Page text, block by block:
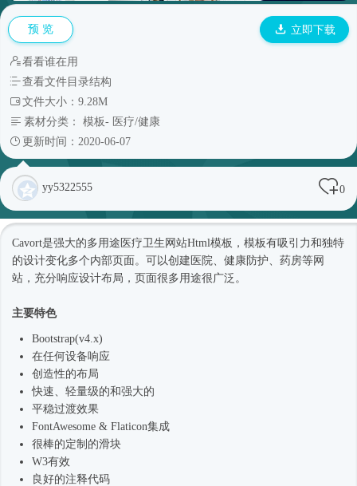
预 览 立即下载
看看谁在用
查看文件目录结构
文件大小：9.28M
素材分类： 模板- 医疗/健康
更新时间：2020-06-07
yy5322555 0
Cavort是强大的多用途医疗卫生网站Html模板 ，模板有吸引力和独特
的设计变化多个内部页面。可以创建医院、健康防护、药房等网
站，充分响应设计布局，页面很多用途很广泛。
主要特色
Bootstrap(v4.x)
在任何设备响应
创造性的布局
快速、轻量级的和强大的
平稳过渡效果
FontAwesome & Flaticon集成
很棒的定制的滑块
W3有效
良好的注释代码